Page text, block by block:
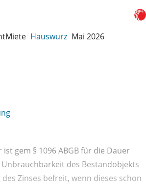
Miete Hauswurz Mai 2026
gem § 1096 ABGB für die Dauer
des Bestandobjekts
Zinses befreit, wenn dieses schon